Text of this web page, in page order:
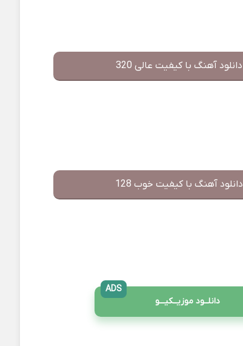
دانلود آهنگ با کیفیت عالی 320
دانلود آهنگ با کیفیت خوب 128
دانلــود موزیــکیـــو
ADS